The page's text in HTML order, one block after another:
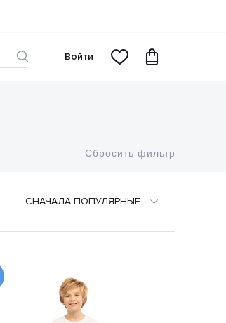
Войти
CНАЧАЛА ПОПУЛЯРНЫЕ
Сбросить фильтр